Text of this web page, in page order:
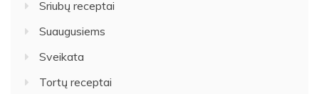
Sriubų receptai
Suaugusiems
Sveikata
Tortų receptai